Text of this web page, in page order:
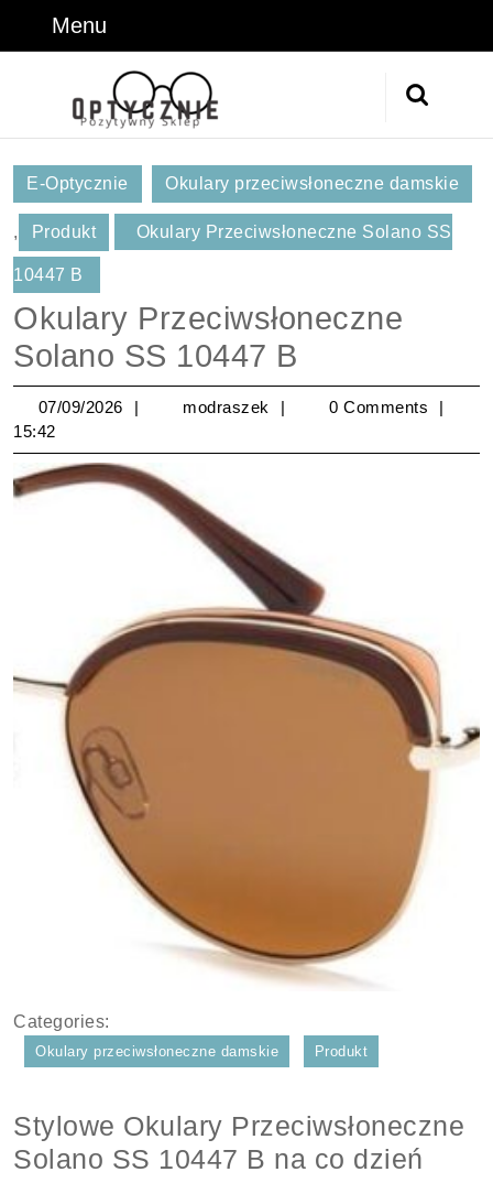
Menu
E-Optycznie Okulary przeciwsłoneczne damskie
, Produkt Okulary Przeciwsłoneczne Solano SS
10447 B
Okulary Przeciwsłoneczne
Solano SS 10447 B
07/09/2026 07/09/2026
modraszek modraszek
0 Comments
15:42
Categories:
Okulary przeciwsłoneczne damskie Produkt
Stylowe Okulary Przeciwsłoneczne
Solano SS 10447 B na co dzień